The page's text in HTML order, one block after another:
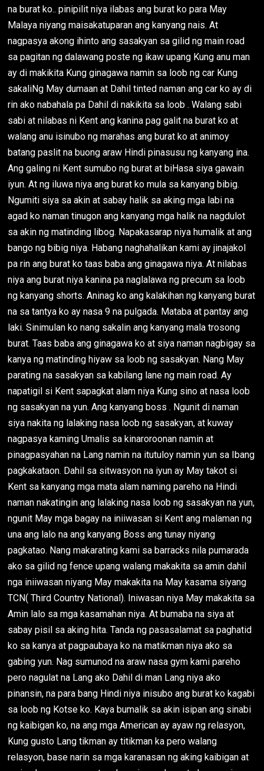
na burat ko.. pinipilit niya ilabas ang burat ko para May
Malaya niyang maisakatuparan ang kanyang nais. At
nagpasya akong ihinto ang sasakyan sa gilid ng main road
sa pagitan ng dalawang poste ng ikaw upang Kung anu man
ay di makikita Kung ginagawa namin sa loob ng car Kung
sakaliNg May dumaan at Dahil tinted naman ang car ko ay di
rin ako nabahala pa Dahil di nakikita sa loob . Walang sabi
sabi at nilabas ni Kent ang kanina pag galit na burat ko at
walang anu isinubo ng marahas ang burat ko at animoy
batang paslit na buong araw Hindi pinasusu ng kanyang ina.
Ang galing ni Kent sumubo ng burat at biHasa siya gawain
iyun. At ng iluwa niya ang burat ko mula sa kanyang bibig.
Ngumiti siya sa akin at sabay halik sa aking mga labi na
agad ko naman tinugon ang kanyang mga halik na nagdulot
sa akin ng matinding libog. Napakasarap niya humalik at ang
bango ng bibig niya. Habang naghahalikan kami ay jinajakol
pa rin ang burat ko taas baba ang ginagawa niya. At nilabas
niya ang burat niya kanina pa naglalawa ng precum sa loob
ng kanyang shorts. Aninag ko ang kalakihan ng kanyang burat
na sa tantya ko ay nasa 9 na pulgada. Mataba at pantay ang
laki. Sinimulan ko nang sakalin ang kanyang mala trosong
burat. Taas baba ang ginagawa ko at siya naman nagbigay sa
kanya ng matinding hiyaw sa loob ng sasakyan. Nang May
parating na sasakyan sa kabilang lane ng main road. Ay
napatigil si Kent sapagkat alam niya Kung sino at nasa loob
ng sasakyan na yun. Ang kanyang boss . Ngunit di naman
siya nakita ng lalaking nasa loob ng sasakyan, at kuway
nagpasya kaming Umalis sa kinaroroonan namin at
pinagpasyahan na Lang namin na itutuloy namin yun sa Ibang
pagkakataon. Dahil sa sitwasyon na iyun ay May takot si
Kent sa kanyang mga mata alam naming pareho na Hindi
naman nakatingin ang lalaking nasa loob ng sasakyan na yun,
ngunit May mga bagay na iniiwasan si Kent ang malaman ng
una ang lalo na ang kanyang Boss ang tunay niyang
pagkatao. Nang makarating kami sa barracks nila pumarada
ako sa gilid ng fence upang walang makakita sa amin dahil
nga iniiwasan niyang May makakita na May kasama siyang
TCN( Third Country National). Iniwasan niya May makakita sa
Amin lalo sa mga kasamahan niya. At bumaba na siya at
sabay pisil sa aking hita. Tanda ng pasasalamat sa paghatid
ko sa kanya at pagpaubaya ko na matikman niya ako sa
gabing yun. Nag sumunod na araw nasa gym kami pareho
pero nagulat na Lang ako Dahil di man Lang niya ako
pinansin, na para bang Hindi niya inisubo ang burat ko kagabi
sa loob ng Kotse ko. Kaya bumalik sa akin isipan ang sinabi
ng kaibigan ko, na ang mga American ay ayaw ng relasyon,
Kung gusto Lang tikman ay titikman ka pero walang
relasyon, base narin sa mga karanasan ng aking kaibigan at